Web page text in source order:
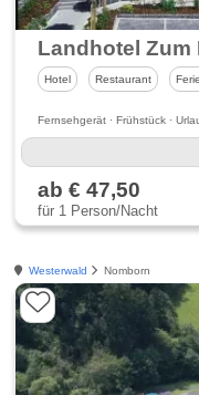
Landhotel Zum
Hotel Restaurant
Fernsehgerät · Frühstück ·
ab € 47,50
für 1 Person/Nacht
Westerwald Nomborn